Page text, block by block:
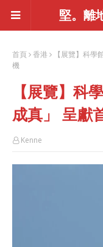
堅。
首頁 香港
【展覽】科
機
【展覽】科
成真」 呈獻
Kenne